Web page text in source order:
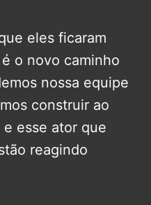
eles ficaram
é o novo caminho
nossa equipe
construir ao
esse ator que
reagindo